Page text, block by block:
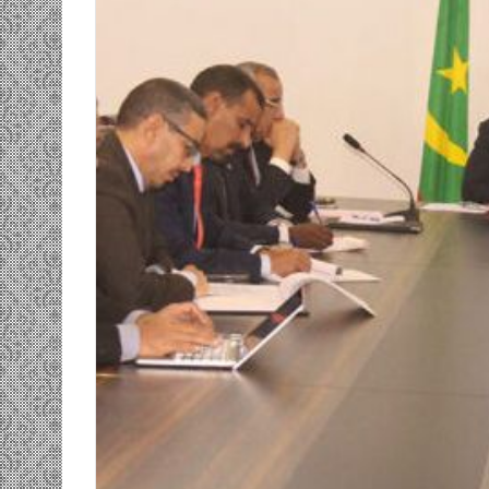
…/ بين
المغاضبين
ومضة…./
بومديد…..صرخة
استغاثة..
معادة..؟
الشريف
بونا
25 يونيو، 2022
ومضة…./ بومديد…..صرخة استغاثة..
معادة..؟ / الشريف بونا